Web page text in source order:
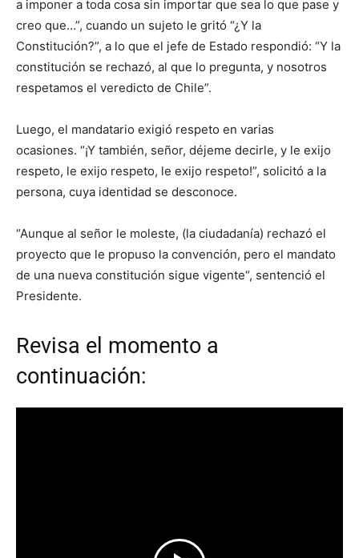
a imponer a toda cosa sin importar que sea lo que pase y
creo que…”, cuando un sujeto le gritó “¿Y la
Constitución?”, a lo que el jefe de Estado respondió: “Y la
constitución se rechazó, al que lo pregunta, y nosotros
respetamos el veredicto de Chile”.
Luego, el mandatario exigió respeto en varias
ocasiones. “¡Y también, señor, déjeme decirle, y le exijo
respeto, le exijo respeto, le exijo respeto!”, solicitó a la
persona, cuya identidad se desconoce.
“Aunque al señor le moleste, (la ciudadanía) rechazó el
proyecto que le propuso la convención, pero el mandato
de una nueva constitución sigue vigente“, sentenció el
Presidente.
Revisa el momento a
continuación: